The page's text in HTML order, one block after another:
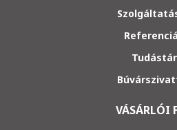
Tudástár
VÁSÁRLÓI